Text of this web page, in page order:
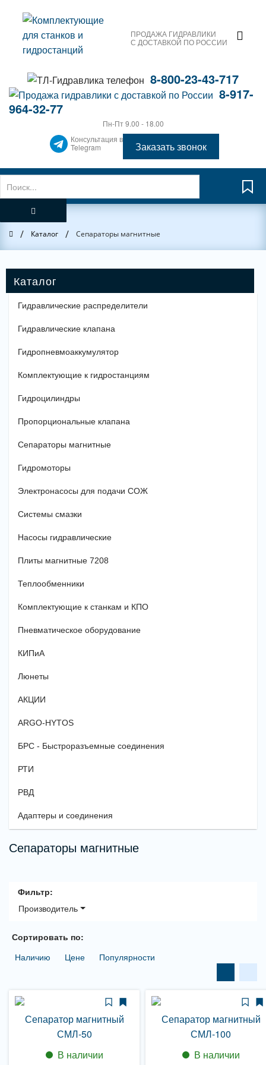
ПРОДАЖА ГИДРАВЛИКИ
С ДОСТАВКОЙ ПО РОССИИ
8-800-23-43-717
8-917-
964-32-77
Пн-Пт 9.00 - 18.00
Консультация в
Telegram
Заказать звонок
Главная
/ Каталог / Сепараторы магнитные
Гидравлические распределители
Гидравлические клапана
Гидропневмоаккумулятор
Комплектующие к гидростанциям
Гидроцилиндры
Пропорциональные клапана
Сепараторы магнитные
Гидромоторы
Электронасосы для подачи СОЖ
Системы смазки
Насосы гидравлические
Плиты магнитные 7208
Теплообменники
Комплектующие к станкам и КПО
Пневматическое оборудование
КИПиА
Люнеты
АКЦИИ
ARGO-HYTOS
БРС - Быстроразъемные соединения
РТИ
РВД
Адаптеры и соединения
Сепараторы магнитные
Фильтр:
Производитель
Сортировать по:
Наличию
Цене Популярности
Сепаратор магнитный
СМЛ-50
В наличии
Сепаратор магнитный
СМЛ-100
В наличии